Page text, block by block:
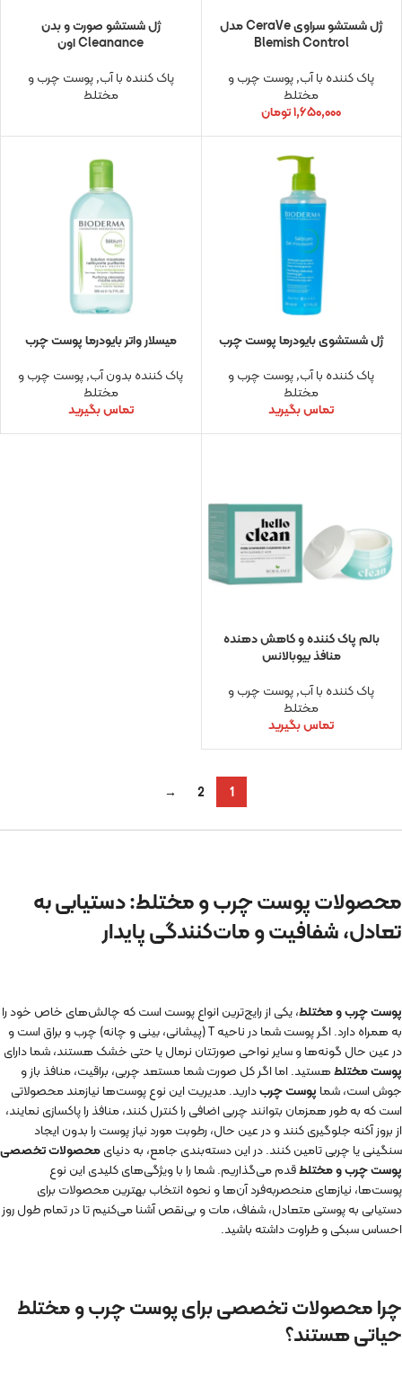
ژل شستشو سراوی CeraVe مدل
Blemish Control
پاک کننده با آب,پوست چرب و
مختلط
۱,۶۵۰,۰۰۰تومان
ژل شستشو صورت و بدن
Cleanance اون
پاک کننده با آب,پوست چرب و
مختلط
ژل شستشوی بایودرما پوست چرب
پاک کننده با آب,پوست چرب و
مختلط
تماس بگیرید
میسلار واتر بایودرما پوست چرب
پاک کننده بدون آب,پوست چرب و
مختلط
تماس بگیرید
بالم پاک کننده و کاهش دهنده
منافذ بیوبالانس
پاک کننده با آب,پوست چرب و
مختلط
تماس بگیرید
1
2
→
محصولات پوست چرب و مختلط: دستیابی به
تعادل، شفافیت و مات‌کنندگی پایدار
پوست چرب و مختلط، یکی از رایج‌ترین انواع پوست است که چالش‌های خاص خود را
به همراه دارد. اگر پوست شما در ناحیه T (پیشانی، بینی و چانه) چرب و براق است و
در عین حال گونه‌ها و سایر نواحی صورتتان نرمال یا حتی خشک هستند، شما دارای
پوست مختلطهستید. اما اگر کل صورت شما مستعد چربی، براقیت، منافذ باز و
جوش است، شما پوست چربدارید. مدیریت این نوع پوست‌ها نیازمند محصولاتی
است که به طور همزمان بتوانند چربی اضافی را کنترل کنند، منافذ را پاکسازی نمایند،
از بروز آکنه جلوگیری کنند و در عین حال، رطوبت مورد نیاز پوست را بدون ایجاد
سنگینی یا چربی تامین کنند. در این دسته‌بندی جامع، به دنیایمحصولات تخصصی
پوست چرب و مختلطقدم می‌گذاریم. شما را با ویژگی‌های کلیدی این نوع
پوست‌ها، نیازهای منحصربه‌فرد آن‌ها و نحوه انتخاب بهترین محصولات برای
دستیابی به پوستی متعادل، شفاف، مات و بی‌نقص آشنا می‌کنیم تا در تمام طول روز
احساس سبکی و طراوت داشته باشید.
چرا محصولات تخصصی برای پوست چرب و مختلط
حیاتی هستند؟